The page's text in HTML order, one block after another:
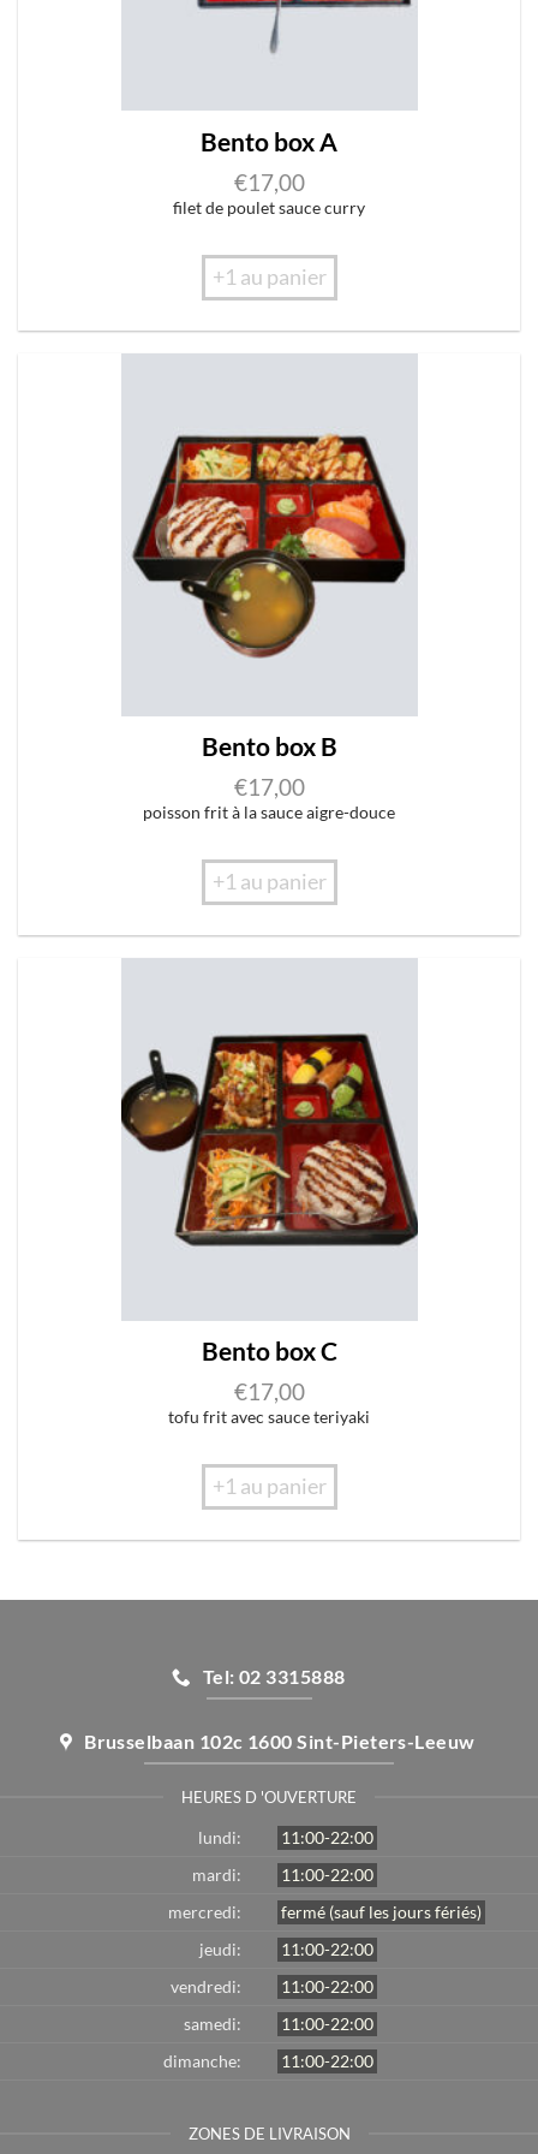
Bento box A
€17,00
filet de poulet sauce curry
+1 au panier
Bento box B
€17,00
poisson frit à la sauce aigre-douce
+1 au panier
Bento box C
€17,00
tofu frit avec sauce teriyaki
+1 au panier
Tel: 02 3315888
Brusselbaan 102c 1600 Sint-Pieters-Leeuw
HEURES D 'OUVERTURE
lundi:
11:00-22:00
mardi:
11:00-22:00
mercredi:
fermé (sauf les jours fériés)
jeudi:
11:00-22:00
vendredi:
11:00-22:00
samedi:
11:00-22:00
dimanche:
11:00-22:00
ZONES DE LIVRAISON